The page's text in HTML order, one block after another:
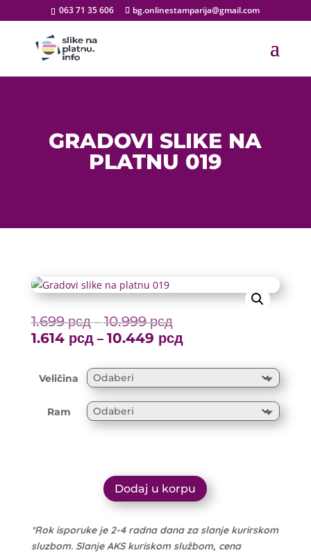
063 71 35 606 bg.onlinestamparija@gmail.com
GRADOVI SLIKE NA
PLATNU 019
1.699рсд – 10.999рсдPrice
range:
through
10.999 рсд
1.614 рсд – 10.449 рсд
1.614 рсд
through
10.449 рсд
Veličina
Ram
Dodaj u korpu
*Rok isporuke je 2-4 radna dana za slanje kurirskom
sluzbom. Slanje AKS kuriskom službom, cena